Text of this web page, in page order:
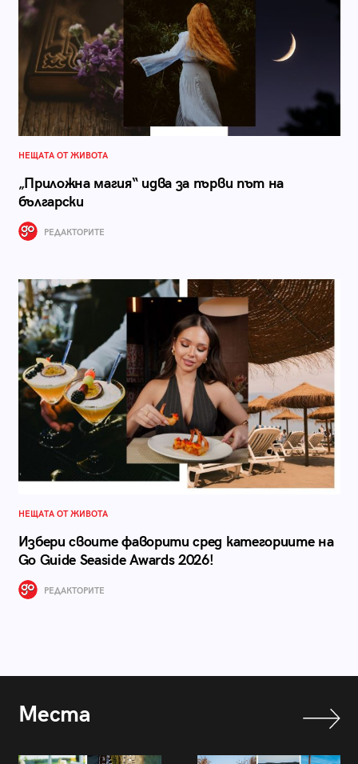
НЕЩАТА ОТ ЖИВОТА
„Приложна магия“ идва за първи път на
български
РЕДАКТОРИТЕ
НЕЩАТА ОТ ЖИВОТА
Избери своите фаворити сред категориите на
Go Guide Seaside Awards 2026!
РЕДАКТОРИТЕ
Места